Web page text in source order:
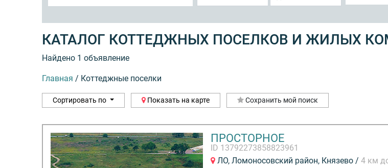
КАТАЛОГ КОТТЕДЖНЫХ ПОСЕЛКОВ И ЖИЛЫХ
Найдено 1 объявление
Главная / Коттеджные поселки
Сортировать по Показать на карте Сохранить мой поиск
ПРОСТОРНОЕ
ID 13792273858823961
ЛО, Ломоносовский район, Князево / 4 км